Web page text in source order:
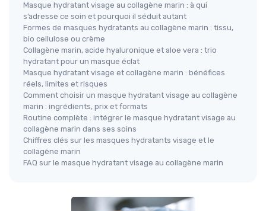
Masque hydratant visage au collagène marin : à qui
s’adresse ce soin et pourquoi il séduit autant
Formes de masques hydratants au collagène marin : tissu,
bio cellulose ou crème
Collagène marin, acide hyaluronique et aloe vera : trio
hydratant pour un masque éclat
Masque hydratant visage et collagène marin : bénéfices
réels, limites et risques
Comment choisir un masque hydratant visage au collagène
marin : ingrédients, prix et formats
Routine complète : intégrer le masque hydratant visage au
collagène marin dans ses soins
Chiffres clés sur les masques hydratants visage et le
collagène marin
FAQ sur le masque hydratant visage au collagène marin